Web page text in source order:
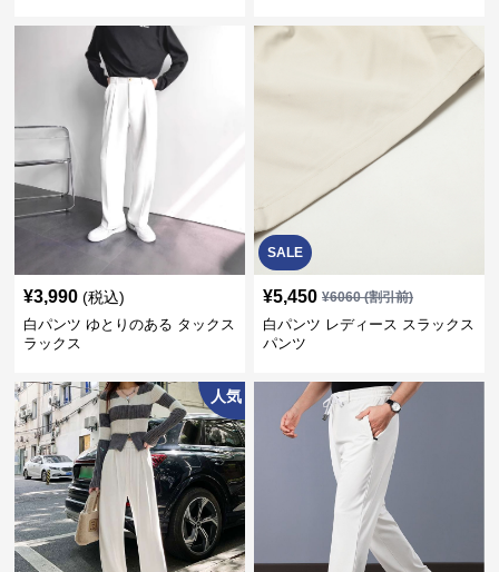
¥3,990 (税込)
白パンツ ゆとりのある タックス
ラックス
SALE
¥5,450 ¥6060(割引前)
白パンツ レディース スラックス
パンツ
人気